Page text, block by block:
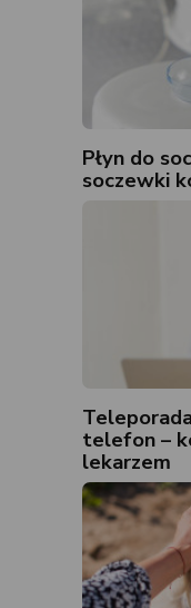
Płyn do
soczewki
telefon –
lekarzem